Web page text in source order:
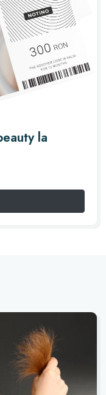
la